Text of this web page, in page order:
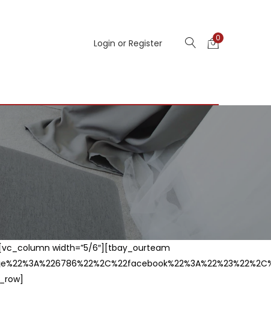
Login or Register 0
width=”5/6″][tbay_ourteam